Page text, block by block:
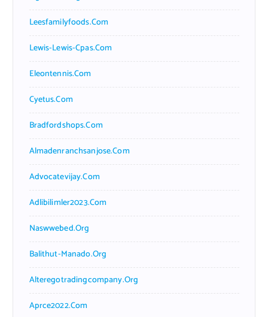
Leesfamilyfoods.com
Lewis-Lewis-Cpas.com
Eleontennis.com
Cyetus.com
Bradfordshops.com
Almadenranchsanjose.com
Advocatevijay.com
Adlibilimler2023.com
Naswwebed.org
Balithut-Manado.org
Alteregotradingcompany.org
Aprce2022.com